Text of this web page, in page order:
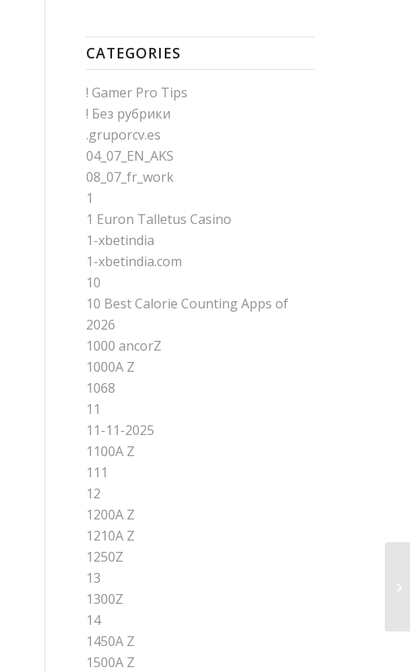
CATEGORIES
! Gamer Pro Tips
! Без рубрики
.gruporcv.es
04_07_EN_AKS
08_07_fr_work
1
1 Euron Talletus Casino
1-xbetindia
1-xbetindia.com
10
10 Best Calorie Counting Apps of
2026
1000 ancorZ
1000A Z
1068
11
11-11-2025
1100A Z
111
12
1200A Z
1210A Z
1250Z
13
1300Z
14
1450A Z
1500A Z